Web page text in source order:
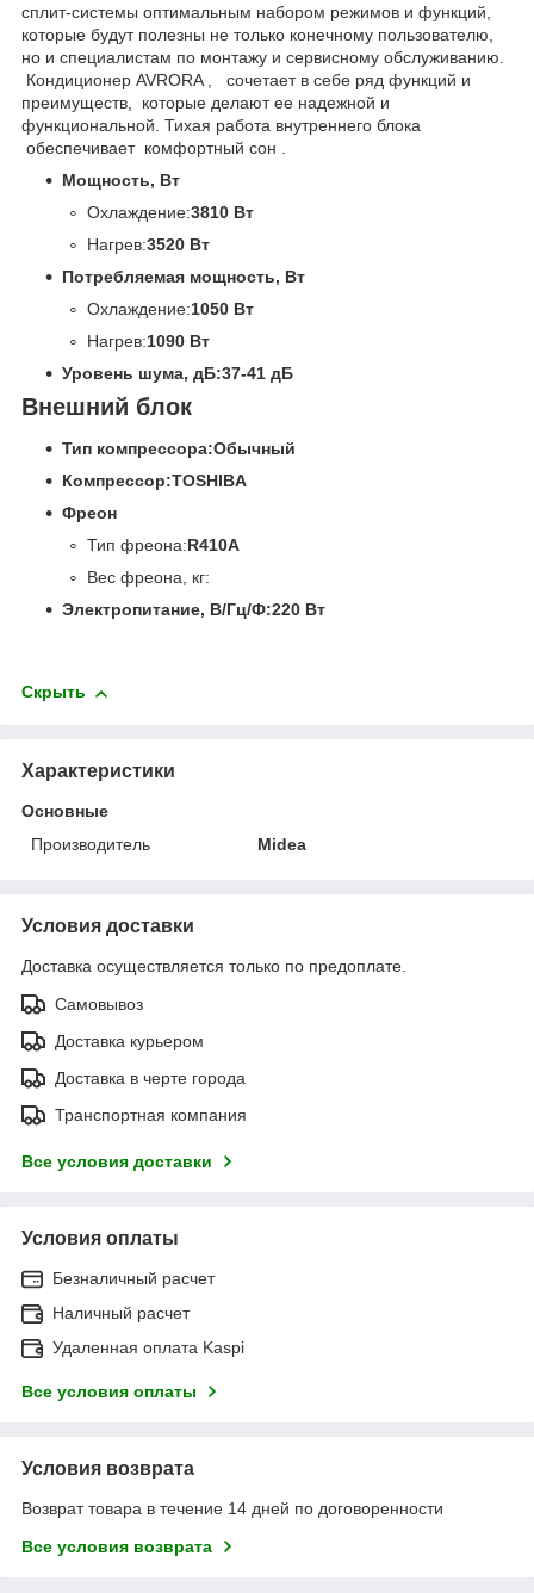
сплит-системы оптимальным набором режимов и функций,
которые будут полезны не только конечному пользователю,
но и специалистам по монтажу и сервисному обслуживанию.
Кондиционер AVRORA , сочетает в себе ряд функций и
преимуществ, которые делают ее надежной и
функциональной. Тихая работа внутреннего блока
обеспечивает комфортный сон .
Мощность, Вт
Охлаждение:3810 Вт
Нагрев:3520 Вт
Потребляемая мощность, Вт
Охлаждение:1050 Вт
Нагрев:1090 Вт
Уровень шума, дБ:37-41 дБ
Внешний блок
Тип компрессора:Обычный
Компрессор:TOSHIBA
Фреон
Тип фреона:R410A
Вес фреона, кг:
Электропитание, В/Гц/Ф:220 Вт
Скрыть
Характеристики
Основные
Производитель
Midea
Условия доставки
Доставка осуществляется только по предоплате.
Самовывоз
Доставка курьером
Доставка в черте города
Транспортная компания
Все условия доставки
Условия оплаты
Безналичный расчет
Наличный расчет
Удаленная оплата Kaspi
Все условия оплаты
Условия возврата
Возврат товара в течение 14 дней по договоренности
Все условия возврата